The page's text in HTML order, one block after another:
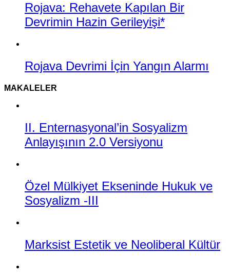
Rojava: Rehavete Kapılan Bir
Devrimin Hazin Gerileyişi*
Rojava Devrimi İçin Yangın Alarmı
MAKALELER
II. Enternasyonal’in Sosyalizm
Anlayışının 2.0 Versiyonu
Özel Mülkiyet Ekseninde Hukuk ve
Sosyalizm -III
Marksist Estetik ve Neoliberal Kültür